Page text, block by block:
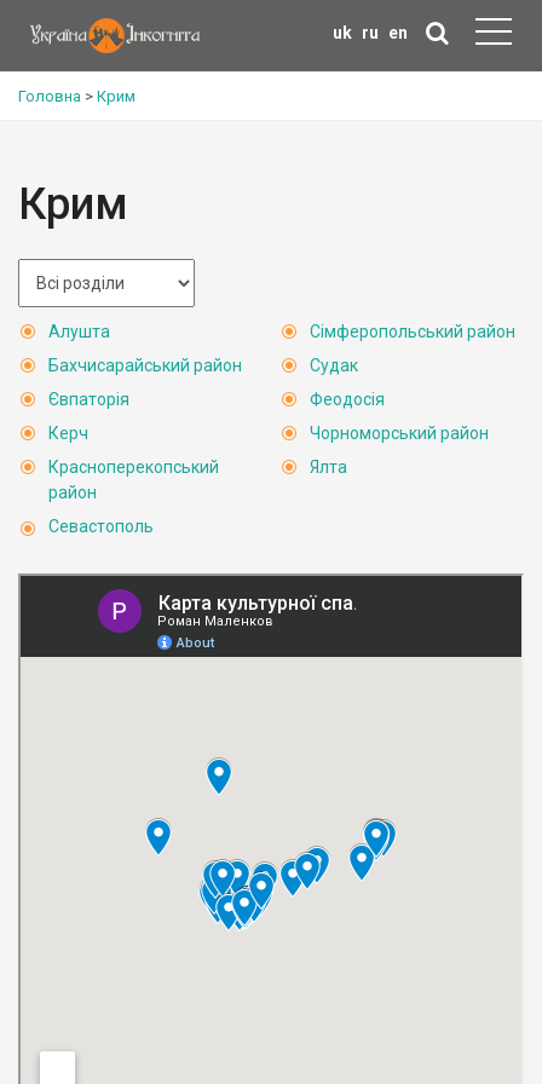
uk ru en
Головна > Крим
Крим
Алушта
Бахчисарайський район
Євпаторія
Керч
Красноперекопський
район
Севастополь
Сімферопольський район
Судак
Феодосія
Чорноморський район
Ялта